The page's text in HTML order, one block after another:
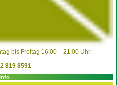
bis Freitag 16:00 – 21:00 Uhr:
819 8591